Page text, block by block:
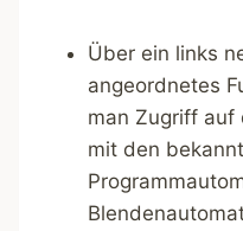
Über ein links
angeordnetes
man Zugriff auf
mit den